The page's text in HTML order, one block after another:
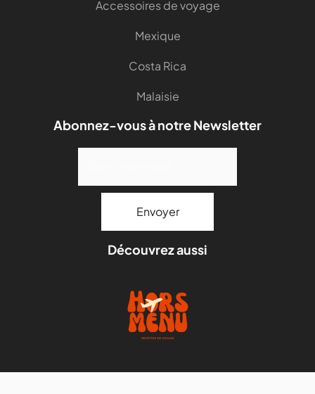
Accessoires de voyage
Mexique
Costa Rica
Malaisie
Abonnez-vous à notre Newsletter
Découvrez aussi